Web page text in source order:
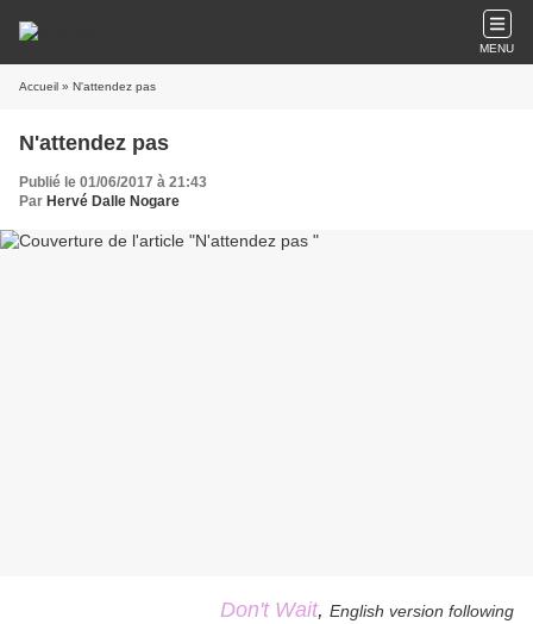
MENU
Accueil » N'attendez pas
N'attendez pas
Publié le 01/06/2017 à 21:43
Par Hervé Dalle Nogare
Don't Wait, English version following